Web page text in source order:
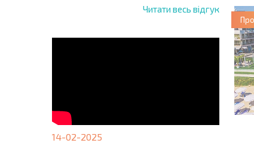
Читати весь відгук
14-02-2025